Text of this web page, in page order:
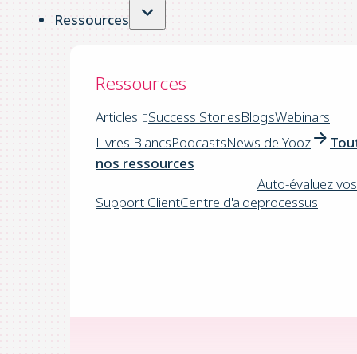
Ressources
Ressources
Articles Success StoriesBlogsWebinars
Livres BlancsPodcastsNews de Yooz
nos ressources
Support ClientCentre d'aide
Auto-évaluez vos
processus